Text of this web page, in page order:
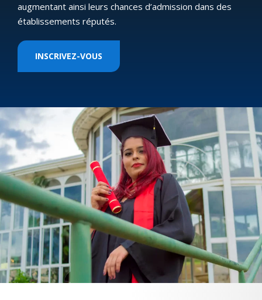
augmentant ainsi leurs chances d’admission dans des
établissements réputés.
INSCRIVEZ-VOUS